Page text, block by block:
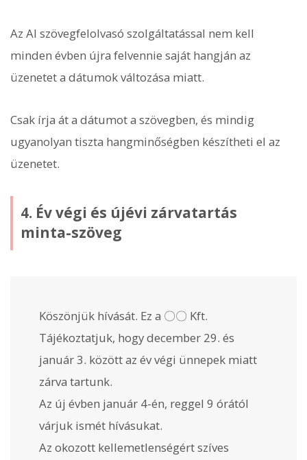
Az AI szövegfelolvasó szolgáltatással nem kell
minden évben újra felvennie saját hangján az
üzenetet a dátumok változása miatt.
Csak írja át a dátumot a szövegben, és mindig
ugyanolyan tiszta hangminőségben készítheti el az
üzenetet.
4. Év végi és újévi zárvatartás
minta-szöveg
Köszönjük hívását. Ez a 〇〇 Kft.
Tájékoztatjuk, hogy december 29. és
január 3. között az év végi ünnepek miatt
zárva tartunk.
Az új évben január 4-én, reggel 9 órától
várjuk ismét hívásukat.
Az okozott kellemetlenségért szíves